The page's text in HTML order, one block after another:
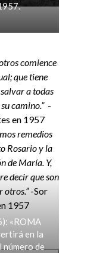
comience
que tiene
a todas
camino.” -
en 1957
remedios
Rosario y la
de María. Y,
decir que son
otros.”-Sor
1957
«ROMA
en la
número de